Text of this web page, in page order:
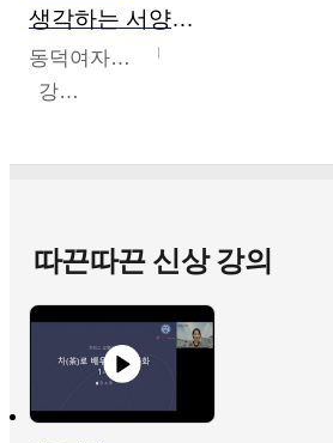
생각하는 서양미술의 이해
동덕여자대학교
강수미
따끈따끈 신상 강의